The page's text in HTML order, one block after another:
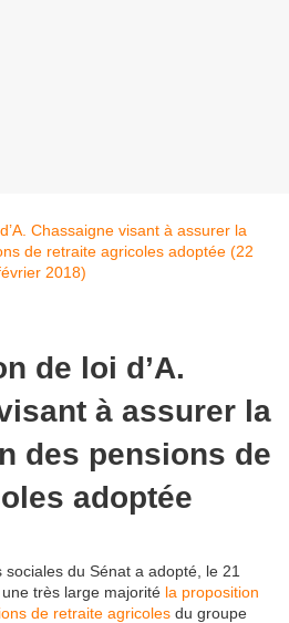
de loi d’A.
à assurer la
des pensions de
adoptée
du Sénat a adopté, le 21
très large majorité la proposition
de retraite agricoles du groupe